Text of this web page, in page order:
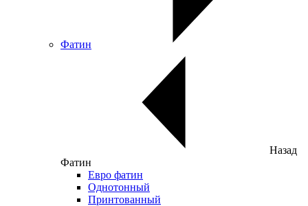
Фатин
Назад
Фатин
Евро фатин
Однотонный
Принтованный